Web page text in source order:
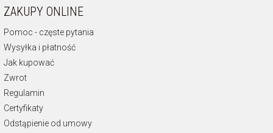
ZAKUPY ONLINE
Pomoc - częste pytania
Wysyłka i płatność
Jak kupować
Zwrot
Regulamin
Certyfikaty
Odstąpienie od umowy